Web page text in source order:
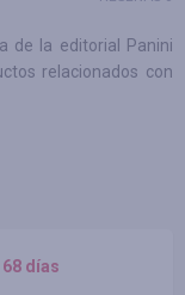
de la editorial Panini
relacionados con
68 días